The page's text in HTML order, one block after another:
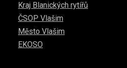
Kraj Blanických rytířů
ČSOP Vlašim
Město Vlašim
EKOSO